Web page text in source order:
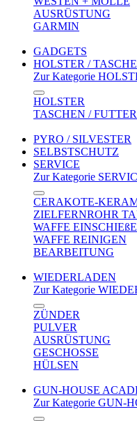
AUSRÜSTUNG
GARMIN
GADGETS
HOLSTER /
Zur Kategorie
HOLSTER
TASCHEN /
PYRO / SILVESTER
SELBSTSCHUTZ
SERVICE
Zur Kategorie
CERAKOTE-
ZIELFERNROHR
WAFFE
WAFFE REINIGEN
BEARBEITUNG
WIEDERLADEN
Zur Kategorie
ZÜNDER
PULVER
AUSRÜSTUNG
GESCHOSSE
HÜLSEN
GUN-HOUSE
Zur Kategorie GUN-